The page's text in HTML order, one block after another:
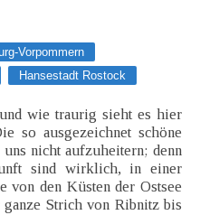
Vorpommern
Hansestadt Rostock
wie traurig sieht es hier
so ausgezeichnet schöne
nicht aufzuheitern; denn
sind wirklich, in einer
von den Küsten der Ostsee
Strich von Ribnitz bis